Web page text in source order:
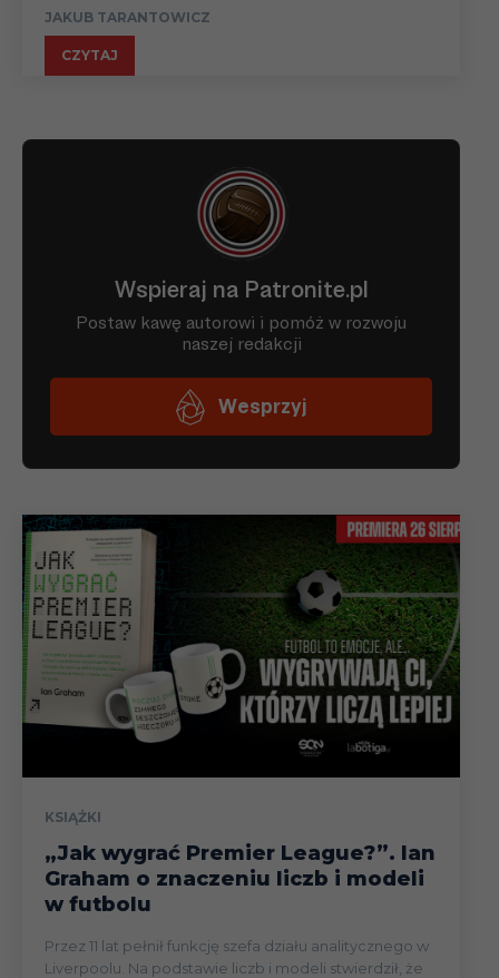
JAKUB TARANTOWICZ
CZYTAJ
KSIĄŻKI
„Jak wygrać Premier League?”. Ian
Graham o znaczeniu liczb i modeli
w futbolu
Przez 11 lat pełnił funkcję szefa działu analitycznego w
Liverpoolu. Na podstawie liczb i modeli stwierdził, że